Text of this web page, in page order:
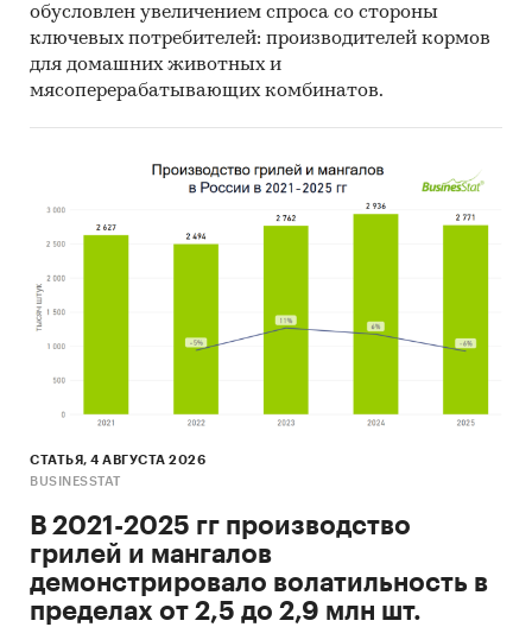
обусловлен увеличением спроса со стороны
ключевых потребителей: производителей кормов
для домашних животных и
мясоперерабатывающих комбинатов.
СТАТЬЯ, 4 АВГУСТА 2026
BUSINESSTAT
В 2021-2025 гг производство
грилей и мангалов
демонстрировало волатильность в
пределах от 2,5 до 2,9 млн шт.